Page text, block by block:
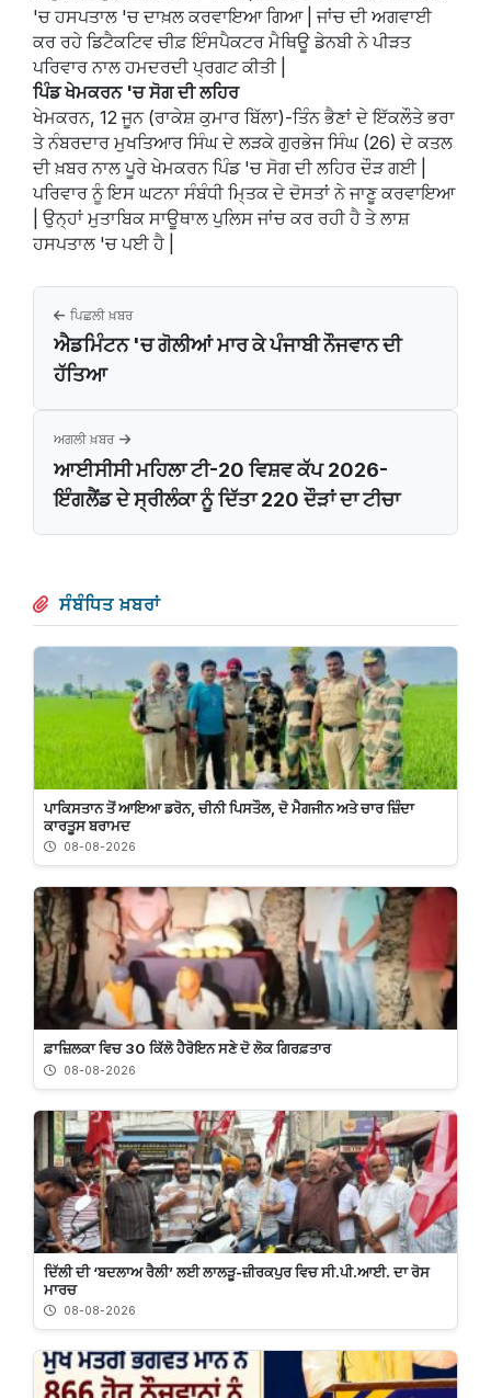
'ਚ ਹਸਪਤਾਲ 'ਚ ਦਾਖ਼ਲ ਕਰਵਾਇਆ ਗਿਆ | ਜਾਂਚ ਦੀ ਅਗਵਾਈ
ਕਰ ਰਹੇ ਡਿਟੈਕਟਿਵ ਚੀਫ਼ ਇੰਸਪੈਕਟਰ ਮੈਥਿਊ ਡੇਨਬੀ ਨੇ ਪੀੜਤ
ਪਰਿਵਾਰ ਨਾਲ ਹਮਦਰਦੀ ਪ੍ਰਗਟ ਕੀਤੀ |
ਪਿੰਡ ਖੇਮਕਰਨ 'ਚ ਸੋਗ ਦੀ ਲਹਿਰ
ਖੇਮਕਰਨ, 12 ਜੂਨ (ਰਾਕੇਸ਼ ਕੁਮਾਰ ਬਿੱਲਾ)-ਤਿੰਨ ਭੈਣਾਂ ਦੇ ਇੱਕਲੌਤੇ ਭਰਾ
ਤੇ ਨੰਬਰਦਾਰ ਮੁਖਤਿਆਰ ਸਿੰਘ ਦੇ ਲੜਕੇ ਗੁਰਭੇਜ ਸਿੰਘ (26) ਦੇ ਕਤਲ
ਦੀ ਖ਼ਬਰ ਨਾਲ ਪੂਰੇ ਖੇਮਕਰਨ ਪਿੰਡ 'ਚ ਸੋਗ ਦੀ ਲਹਿਰ ਦੌੜ ਗਈ |
ਪਰਿਵਾਰ ਨੂੰ ਇਸ ਘਟਨਾ ਸੰਬੰਧੀ ਮਿ੍ਤਕ ਦੇ ਦੋਸਤਾਂ ਨੇ ਜਾਣੂ ਕਰਵਾਇਆ
| ਉਨ੍ਹਾਂ ਮੁਤਾਬਿਕ ਸਾਊਥਾਲ ਪੁਲਿਸ ਜਾਂਚ ਕਰ ਰਹੀ ਹੈ ਤੇ ਲਾਸ਼
ਹਸਪਤਾਲ 'ਚ ਪਈ ਹੈ |
ਪਿਛਲੀ ਖ਼ਬਰ
ਐਡਮਿੰਟਨ 'ਚ ਗੋਲੀਆਂ ਮਾਰ ਕੇ ਪੰਜਾਬੀ ਨੌਜਵਾਨ ਦੀ
ਹੱਤਿਆ
ਅਗਲੀ ਖ਼ਬਰ
ਆਈਸੀਸੀ ਮਹਿਲਾ ਟੀ-20 ਵਿਸ਼ਵ ਕੱਪ 2026-
ਇੰਗਲੈਂਡ ਦੇ ਸ੍ਰੀਲੰਕਾ ਨੂੰ ਦਿੱਤਾ 220 ਦੌੜਾਂ ਦਾ ਟੀਚਾ
ਸੰਬੰਧਿਤ ਖ਼ਬਰਾਂ
ਪਾਕਿਸਤਾਨ ਤੋਂ ਆਇਆ ਡਰੋਨ, ਚੀਨੀ ਪਿਸਤੌਲ, ਦੋ ਮੈਗਜੀਨ ਅਤੇ ਚਾਰ ਜ਼ਿੰਦਾ
ਕਾਰਤੂਸ ਬਰਾਮਦ
08-08-2026
ਫ਼ਾਜ਼ਿਲਕਾ ਵਿਚ 30 ਕਿੱਲੋ ਹੈਰੋਇਨ ਸਣੇ ਦੋ ਲੋਕ ਗਿਰਫ਼ਤਾਰ
08-08-2026
ਦਿੱਲੀ ਦੀ ‘ਬਦਲਾਅ ਰੈਲੀ’ ਲਈ ਲਾਲੜੂ-ਜ਼ੀਰਕਪੁਰ ਵਿਚ ਸੀ.ਪੀ.ਆਈ. ਦਾ ਰੋਸ
ਮਾਰਚ
08-08-2026